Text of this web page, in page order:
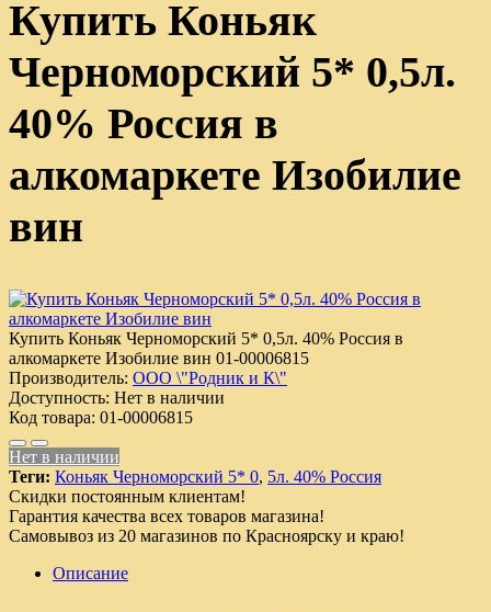
Купить Коньяк
Черноморский 5* 0,5л.
40% Россия в
алкомаркете Изобилие
вин
Купить Коньяк Черноморский 5* 0,5л. 40% Россия в
алкомаркете Изобилие вин 01-00006815
Производитель: ООО \"Родник и К\"
Доступность: Нет в наличии
Код товара: 01-00006815
Нет в наличии
Теги: Коньяк Черноморский 5* 0, 5л. 40% Россия
Скидки постоянным клиентам!
Гарантия качества всех товаров магазина!
Самовывоз из 20 магазинов по Красноярску и краю!
Описание